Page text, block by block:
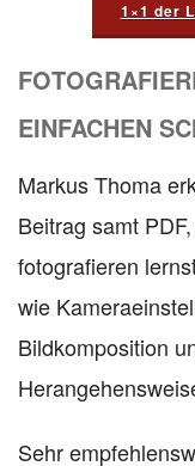
1×1 der
EINFACHEN
Markus Thoma
Beitrag samt
fotografieren
wie
Bildkomposition
Sehr